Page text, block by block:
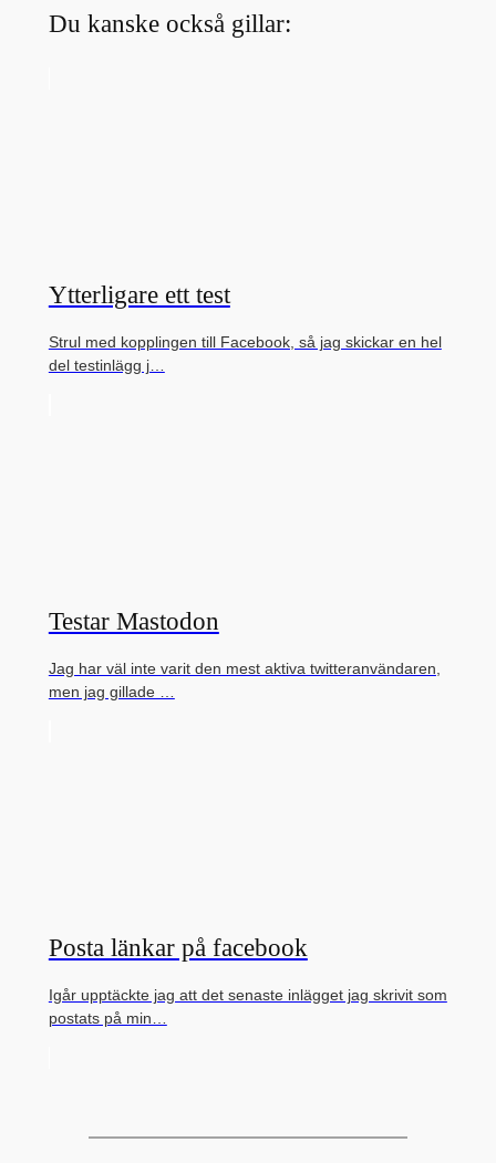
Du kanske också gillar:
Ytterligare ett test
Strul med kopplingen till Facebook, så jag skickar en hel
del testinlägg j…
Testar Mastodon
Jag har väl inte varit den mest aktiva twitteranvändaren,
men jag gillade …
Posta länkar på facebook
Igår upptäckte jag att det senaste inlägget jag skrivit som
postats på min…